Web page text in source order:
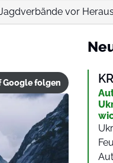
vor
Google folgen